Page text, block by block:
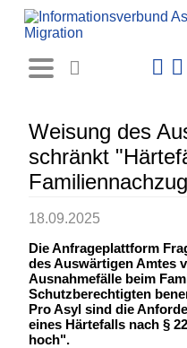
Weisung des
schränkt
18.09.2025
Die Anfrageplattform
des Auswärtigen Amtes
Ausnahmefälle beim
Schutzberechtigten
Pro Asyl sind die
eines Härtefalls nach §
hoch".